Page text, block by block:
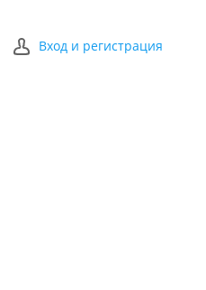
Вход и регистрация